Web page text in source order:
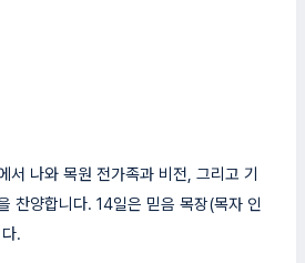
서 나와 목원 전가족과 비전, 그리고 기
찬양합니다. 14일은 믿음 목장(목자 인
.